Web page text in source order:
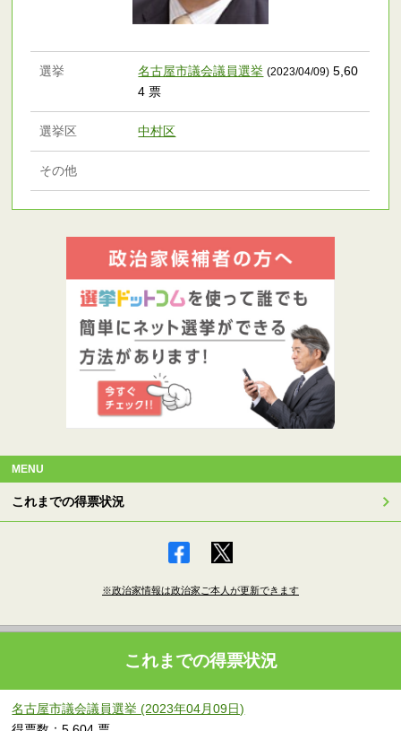
選挙 名古屋市議会議員選挙 (2023/04/09) 5,60
4 票
選挙区 中村区
その他
MENU
これまでの得票状況
※政治家情報は政治家ご本人が更新できます
これまでの得票状況
名古屋市議会議員選挙 (2023年04月09日)